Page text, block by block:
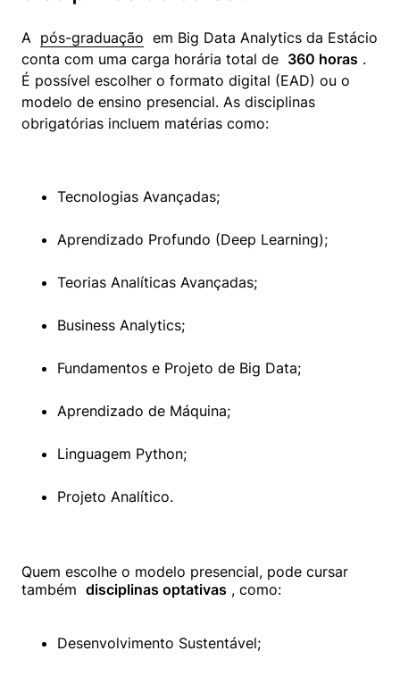
A pós-graduação
  em Big Data Analytics da Estácio
conta com uma carga horária total de 360 horas .
É possível escolher o formato digital (EAD) ou o
modelo de ensino presencial. As disciplinas
obrigatórias incluem matérias como:
Tecnologias Avançadas;
Aprendizado Profundo (Deep Learning);
Teorias Analíticas Avançadas;
Business Analytics;
Fundamentos e Projeto de Big Data;
Aprendizado de Máquina;
Linguagem Python;
Projeto Analítico.
Quem escolhe o modelo presencial, pode cursar
também disciplinas optativas , como:
Desenvolvimento Sustentável;